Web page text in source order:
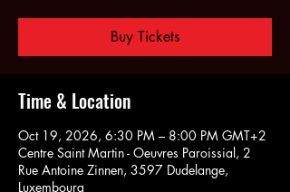
Buy Tickets
Time & Location
Oct 19, 2026, 6:30 PM – 8:00 PM GMT+2
Centre Saint Martin - Oeuvres Paroissial, 2
Rue Antoine Zinnen, 3597 Dudelange,
Luxembourg